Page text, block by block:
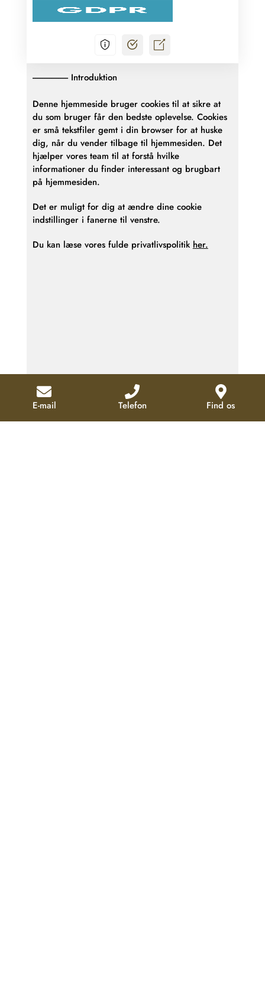
E-mail Telefon Find os
Introduktion
Denne hjemmeside bruger cookies til at sikre at
du som bruger får den bedste oplevelse. Cookies
er små tekstfiler gemt i din browser for at huske
dig, når du vender tilbage til hjemmesiden. Det
hjælper vores team til at forstå hvilke
informationer du finder interessant og brugbart
på hjemmesiden.
Det er muligt for dig at ændre dine cookie
indstillinger i fanerne til venstre.
Du kan læse vores fulde privatlivspolitik her.